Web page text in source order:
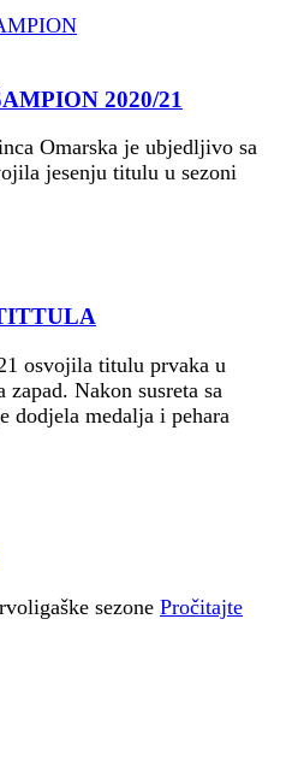
2020/21
Omarska je ubjedljivo sa
jesenju titulu u sezoni
osvojila titulu prvaka u
Nakon susreta sa
dodjela medalja i pehara
sezone Pročitajte